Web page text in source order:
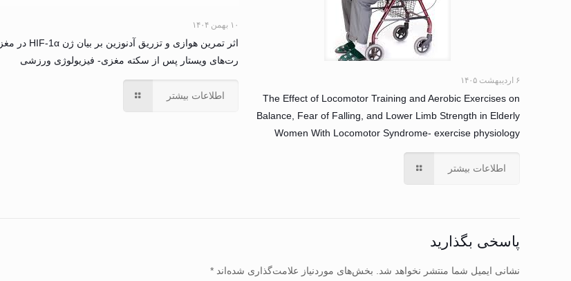
۶ اردیبهشت ۱۴۰۵
The Effect of Locomotor Training and Aerobic Exercises on
Balance, Fear of Falling, and Lower Limb Strength in Elderly
Women With Locomotor Syndrome- exercise physiology
اطلاعات بیشتر
۱۰ بهمن ۱۴۰۴
اثر تمرین هوازی و تزریق آدنوزین بر بیان ژن HIF-1α در مغز
رت‌های ویستار پس از سکته مغزی- فیزیولوژی ورزشی
اطلاعات بیشتر
پاسخی بگذارید
نشانی ایمیل شما منتشر نخواهد شد. بخش‌های موردنیاز علامت‌گذاری شده‌اند*